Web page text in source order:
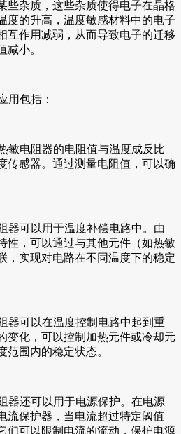
些杂质，这些杂质使得电子在晶格
度的升高，温度敏感材料中的电子
互作用减弱，从而导致电子的迁移
减小。
用包括：
敏电阻器的电阻值与温度成反比
传感器。通过测量电阻值，可以确
器可以用于温度补偿电路中。由
性，可以通过与其他元件（如热敏
，实现对电路在不同温度下的稳定
器可以在温度控制电路中起到重
变化，可以控制加热元件或冷却元
范围内的稳定状态。
器还可以用于电源保护。在电源
流保护器，当电流超过特定阈值
们可以限制电流的流动，保护电源